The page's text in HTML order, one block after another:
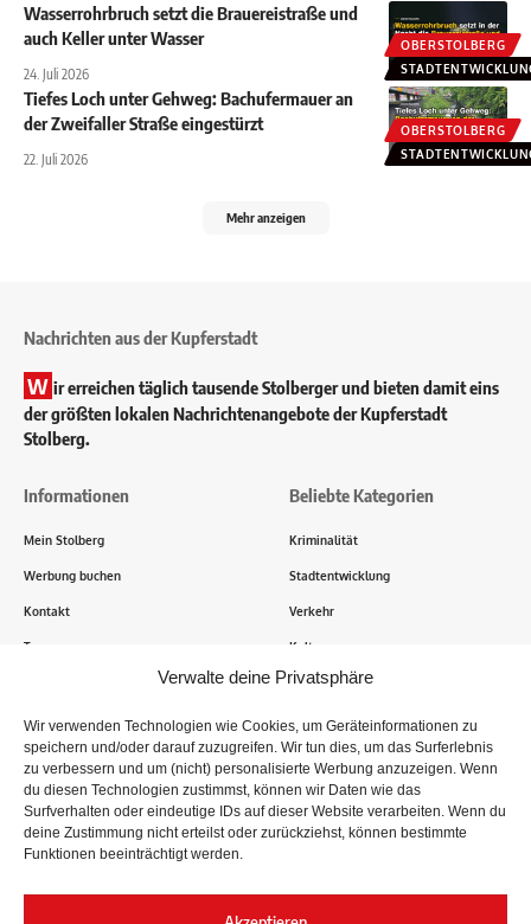
Verwalte deine Privatsphäre
Wir verwenden Technologien wie Cookies, um Geräteinformationen zu
speichern und/oder darauf zuzugreifen. Wir tun dies, um das Surferlebnis
zu verbessern und um (nicht) personalisierte Werbung anzuzeigen. Wenn
du diesen Technologien zustimmst, können wir Daten wie das
Surfverhalten oder eindeutige IDs auf dieser Website verarbeiten. Wenn du
deine Zustimmung nicht erteilst oder zurückziehst, können bestimmte
Funktionen beeinträchtigt werden.
OBERSTOLBERG
Wasserrohrbruch setzt die Brauereistraße und
auch Keller unter Wasser
24. Juli 2026
OBERSTOLBERG
Tiefes Loch unter Gehweg: Bachufermauer an
der Zweifaller Straße eingestürzt
22. Juli 2026
Mehr anzeigen
Nachrichten aus der Kupferstadt
W ir erreichen täglich tausende Stolberger und bieten damit eins
der größten lokalen Nachrichtenangebote der Kupferstadt
Stolberg.
Informationen
Mein Stolberg
Werbung buchen
Kontakt
Transparenz
Beliebte Kategorien
Kriminalität
Stadtentwicklung
Verkehr
Kultur
Tausende Stolberger sind bereits dabei! Du sendest uns
Informationen, Bilder und Erlebnisse aus der Kupferstadt – Wir
recherchieren, sammeln Informationen und berichten!